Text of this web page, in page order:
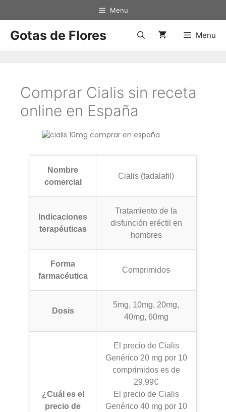
Menu
Gotas de Flores Menu
Comprar Cialis sin receta
online en España
Nombre
comercial
Cialis (tadalafil)
Indicaciones
terapéuticas
Tratamiento de la
disfunción eréctil en
hombres
Forma
farmacéutica
Comprimidos
Dosis
5mg, 10mg, 20mg,
40mg, 60mg
¿Cuál es el
precio de
El precio de Cialis
Genérico 20 mg por 10
comprimidos es de
29,99€
El precio de Cialis
Genérico 40 mg por 10